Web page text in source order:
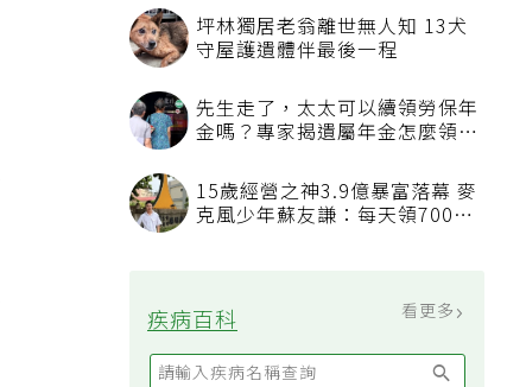
坪林獨居老翁離世無人知 13犬
守屋護遺體伴最後一程
先生走了，太太可以續領勞保年
15歲經營之神3.9億暴富落幕 麥
克風少年蘇友謙：每天領700元
疾病百科